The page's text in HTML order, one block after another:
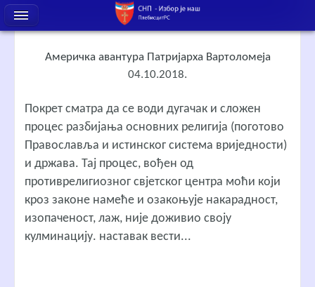
Америчка авантура Патријарха Вартоломеја
04.10.2018.
Покрет сматра да се води дугачак и сложен
процес разбијања основних религија (поготово
Православља и истинског система вриједности)
и држава. Тај процес, вођен од
противрелигиозног свјетског центра моћи који
кроз законе намеће и озакоњује накарадност,
изопаченост, лаж, није доживио своју
кулминацију. наставак вести...